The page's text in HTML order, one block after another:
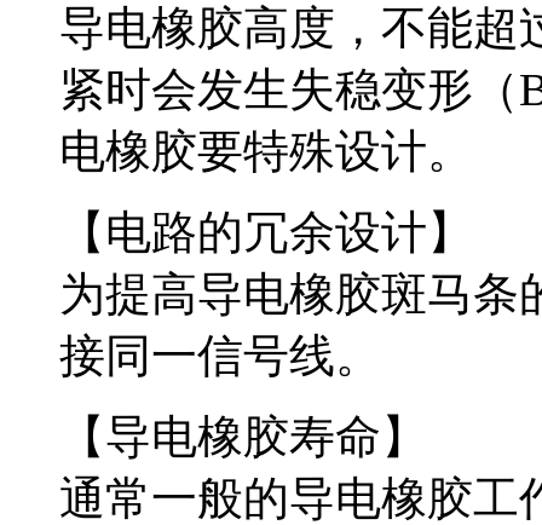
导电橡胶高度，不能超
紧时会发生失稳变形（
电橡胶要特殊设计。
【电路的冗余设计】
为提高导电橡胶斑马条
接同一信号线。
【导电橡胶寿命】
通常一般的导电橡胶工